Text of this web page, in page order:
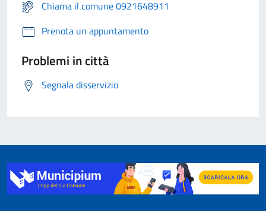
Chiama il comune 0921648911
Prenota un appuntamento
Problemi in città
Segnala disservizio